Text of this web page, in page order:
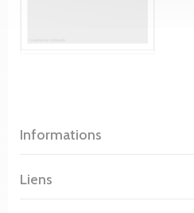
Informations
Liens